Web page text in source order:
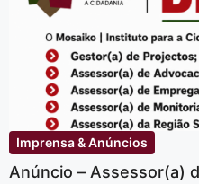
Imprensa & Anúncios
Anúncio – Assessor(a)